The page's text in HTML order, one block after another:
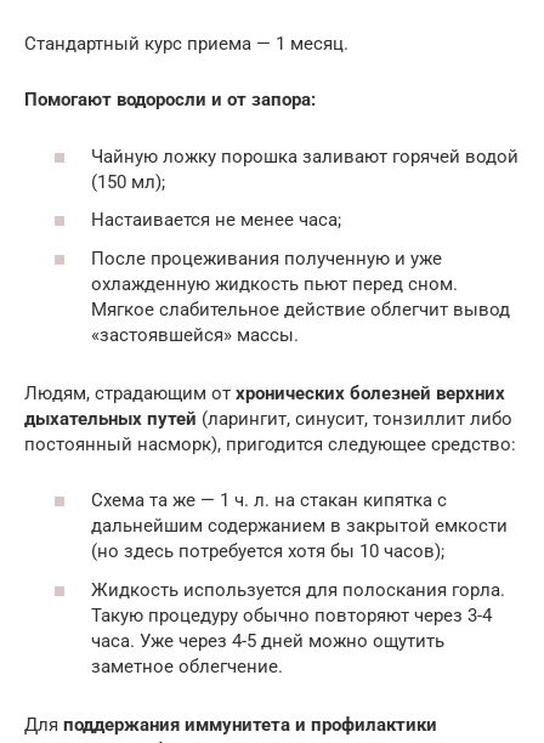
Стандартный курс приема — 1 месяц.
Помогают водоросли и от запора:
Чайную ложку порошка заливают горячей водой
(150 мл);
Настаивается не менее часа;
После процеживания полученную и уже
охлажденную жидкость пьют перед сном.
Мягкое слабительное действие облегчит вывод
«застоявшейся» массы.
Людям, страдающим от хронических болезней верхних
дыхательных путей (ларингит, синусит, тонзиллит либо
постоянный насморк), пригодится следующее средство:
Схема та же — 1 ч. л. на стакан кипятка с
дальнейшим содержанием в закрытой емкости
(но здесь потребуется хотя бы 10 часов);
Жидкость используется для полоскания горла.
Такую процедуру обычно повторяют через 3-4
часа. Уже через 4-5 дней можно ощутить
заметное облегчение.
Для поддержания иммунитета и профилактики